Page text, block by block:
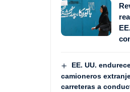
EE. UU.
camioneros
carreteras a